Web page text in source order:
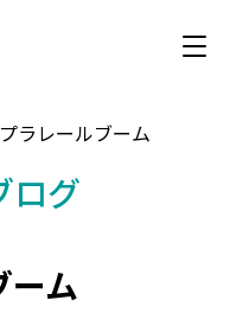
ラレールブーム
ログ
ーム